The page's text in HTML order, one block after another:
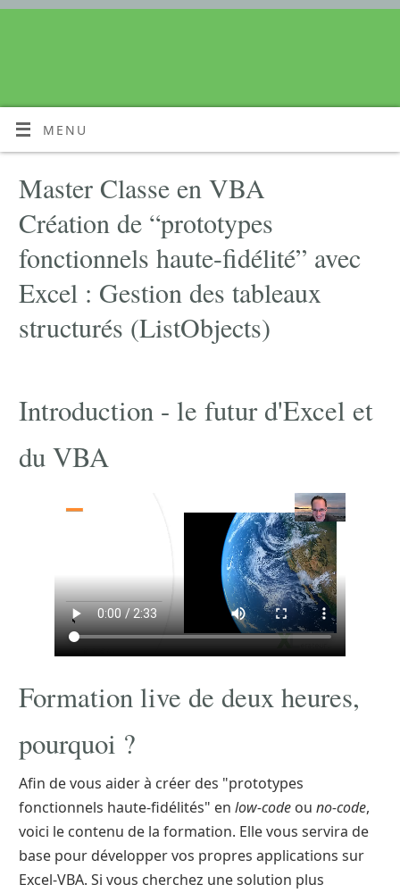
MENU
Master Classe en VBA
Création de “prototypes
fonctionnels haute-fidélité” avec
Excel : Gestion des tableaux
structurés (ListObjects)
Introduction - le futur d'Excel et
du VBA
Formation live de deux heures,
pourquoi ?
Afin de vous aider à créer des "prototypes
fonctionnels haute-fidélités" en low-code ou no-code,
voici le contenu de la formation. Elle vous servira de
base pour développer vos propres applications sur
Excel-VBA. Si vous cherchez une solution plus